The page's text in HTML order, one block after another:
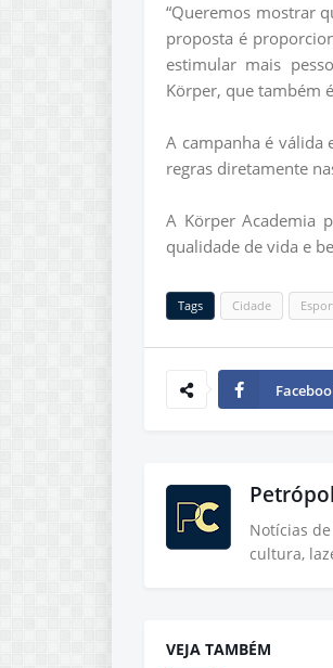
“Queremos mostrar
proposta é
estimular mais
Körper, que também
A campanha é válida
regras diretamente
A Körper Academia
qualidade de vida e
Tags Cidade
Notícias
cultura,
VEJA TAMBÉM